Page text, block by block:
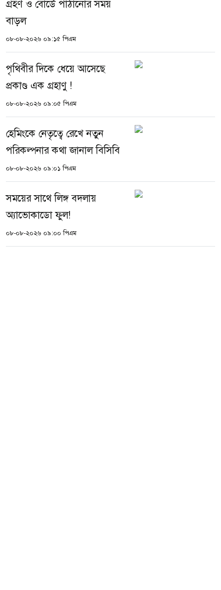
গ্রহণ ও বোর্ডে পাঠানোর সময়
বাড়ল
০৮-০৮-২০২৬ ০৯:১৫ পিএম
পৃথিবীর দিকে ধেয়ে আসেছে
প্রকাণ্ড এক গ্রহাণু !
০৮-০৮-২০২৬ ০৯:০৫ পিএম
হেমিংকে নেতৃত্বে রেখে নতুন
পরিকল্পনার কথা জানাল বিসিবি
০৮-০৮-২০২৬ ০৯:০১ পিএম
সময়ের সাথে লিঙ্গ বদলায়
অ্যাভোকাডো ফুল!
০৮-০৮-২০২৬ ০৯:০০ পিএম